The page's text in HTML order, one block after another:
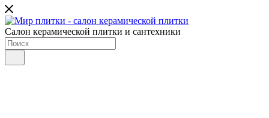
Салон керамической плитки и сантехники